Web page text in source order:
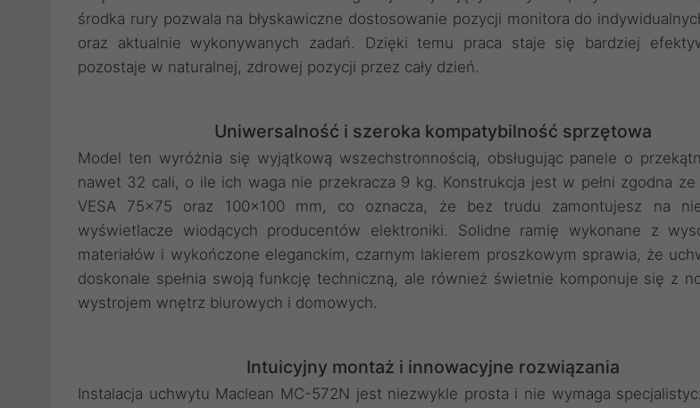
środka rury pozwala na błyskawiczne dostosowanie pozycji monitora do
oraz aktualnie wykonywanych zadań. Dzięki temu praca staje się bardziej
pozostaje w naturalnej, zdrowej pozycji przez cały dzień.
Uniwersalność i szeroka kompatybilność sprzętowa
Model ten wyróżnia się wyjątkową wszechstronnością, obsługując panele o
nawet 32 cali, o ile ich waga nie przekracza 9 kg. Konstrukcja jest w pełni zgodna ze
VESA 75x75 oraz 100x100 mm, co oznacza, że bez trudu zamontujesz na
wyświetlacze wiodących producentów elektroniki. Solidne ramię wykonane z
materiałów i wykończone eleganckim, czarnym lakierem proszkowym sprawia, że
doskonale spełnia swoją funkcję techniczną, ale również świetnie komponuje się z
wystrojem wnętrz biurowych i domowych.
Intuicyjny montaż i innowacyjne rozwiązania
Instalacja uchwytu Maclean MC-572N jest niezwykle prosta i nie wymaga